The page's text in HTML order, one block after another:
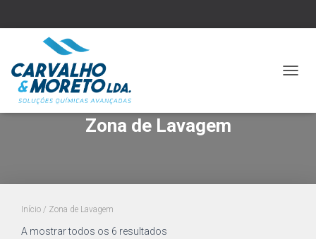
Zona de Lavagem
Início / Zona de Lavagem
A mostrar todos os 6 resultados